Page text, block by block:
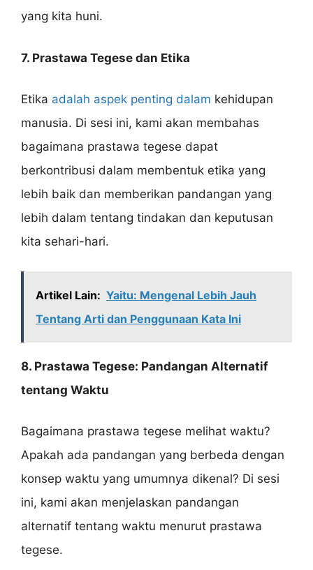
yang kita huni.
7. Prastawa Tegese dan Etika
Etika adalah aspek penting dalam kehidupan
manusia. Di sesi ini, kami akan membahas
bagaimana prastawa tegese dapat
berkontribusi dalam membentuk etika yang
lebih baik dan memberikan pandangan yang
lebih dalam tentang tindakan dan keputusan
kita sehari-hari.
Artikel Lain: Yaitu: Mengenal Lebih Jauh
Tentang Arti dan Penggunaan Kata Ini
8. Prastawa Tegese: Pandangan Alternatif
tentang Waktu
Bagaimana prastawa tegese melihat waktu?
Apakah ada pandangan yang berbeda dengan
konsep waktu yang umumnya dikenal? Di sesi
ini, kami akan menjelaskan pandangan
alternatif tentang waktu menurut prastawa
tegese.